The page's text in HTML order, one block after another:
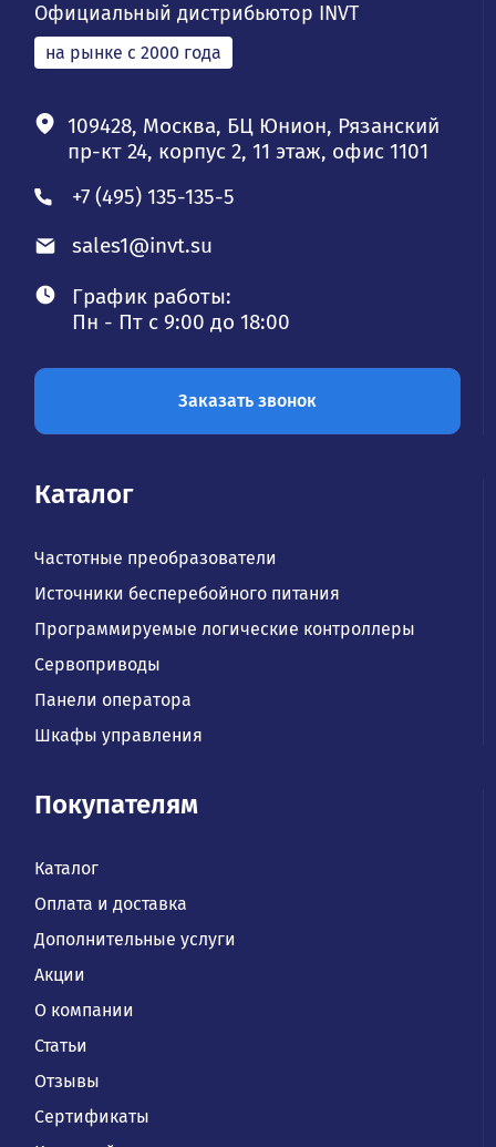
Официальный дистрибьютор INVT
на рынке с 2000 года
109428, Москва, БЦ Юнион, Рязанский
пр-кт 24, корпус 2, 11 этаж, офис 1101
+7 (495) 135-135-5
sales1@invt.su
График работы:
Пн - Пт с 9:00 до 18:00
Заказать звонок
Каталог
Частотные преобразователи
Источники бесперебойного питания
Программируемые логические контроллеры
Сервоприводы
Панели оператора
Шкафы управления
Покупателям
Каталог
Оплата и доставка
Дополнительные услуги
Акции
О компании
Статьи
Отзывы
Сертификаты